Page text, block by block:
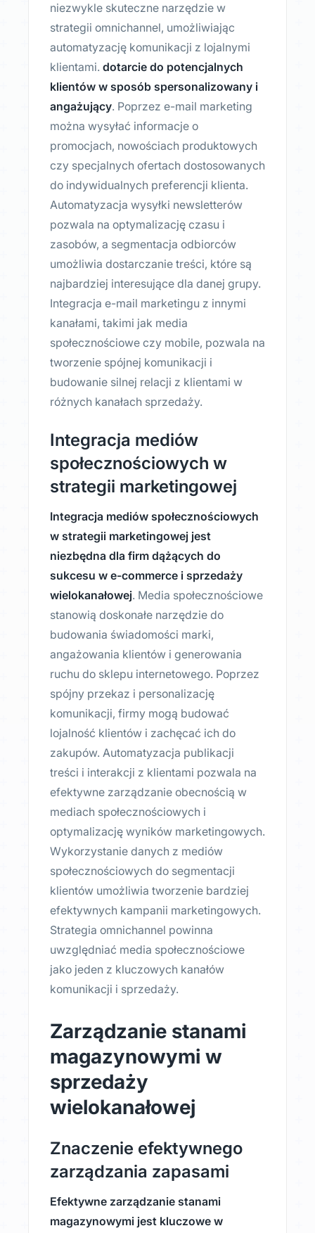
niezwykle skuteczne narzędzie w
strategii omnichannel, umożliwiając
automatyzację komunikacji z lojalnymi
klientami. dotarcie do potencjalnych
klientów w sposób spersonalizowany i
angażujący. Poprzez e-mail marketing
można wysyłać informacje o
promocjach, nowościach produktowych
czy specjalnych ofertach dostosowanych
do indywidualnych preferencji klienta.
Automatyzacja wysyłki newsletterów
pozwala na optymalizację czasu i
zasobów, a segmentacja odbiorców
umożliwia dostarczanie treści, które są
najbardziej interesujące dla danej grupy.
Integracja e-mail marketingu z innymi
kanałami, takimi jak media
społecznościowe czy mobile, pozwala na
tworzenie spójnej komunikacji i
budowanie silnej relacji z klientami w
różnych kanałach sprzedaży.
Integracja mediów
społecznościowych w
strategii marketingowej
Integracja mediów społecznościowych
w strategii marketingowej jest
niezbędna dla firm dążących do
sukcesu w e-commerce i sprzedaży
wielokanałowej. Media społecznościowe
stanowią doskonałe narzędzie do
budowania świadomości marki,
angażowania klientów i generowania
ruchu do sklepu internetowego. Poprzez
spójny przekaz i personalizację
komunikacji, firmy mogą budować
lojalność klientów i zachęcać ich do
zakupów. Automatyzacja publikacji
treści i interakcji z klientami pozwala na
efektywne zarządzanie obecnością w
mediach społecznościowych i
optymalizację wyników marketingowych.
Wykorzystanie danych z mediów
społecznościowych do segmentacji
klientów umożliwia tworzenie bardziej
efektywnych kampanii marketingowych.
Strategia omnichannel powinna
uwzględniać media społecznościowe
jako jeden z kluczowych kanałów
komunikacji i sprzedaży.
Zarządzanie stanami
magazynowymi w
sprzedaży
wielokanałowej
Znaczenie efektywnego
zarządzania zapasami
Efektywne zarządzanie stanami
magazynowymi jest kluczowe w